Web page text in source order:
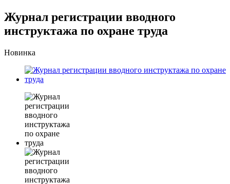
Журнал регистрации вводного
инструктажа по охране труда
Новинка